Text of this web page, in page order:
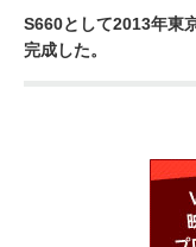
S660として2013年東
完成した。